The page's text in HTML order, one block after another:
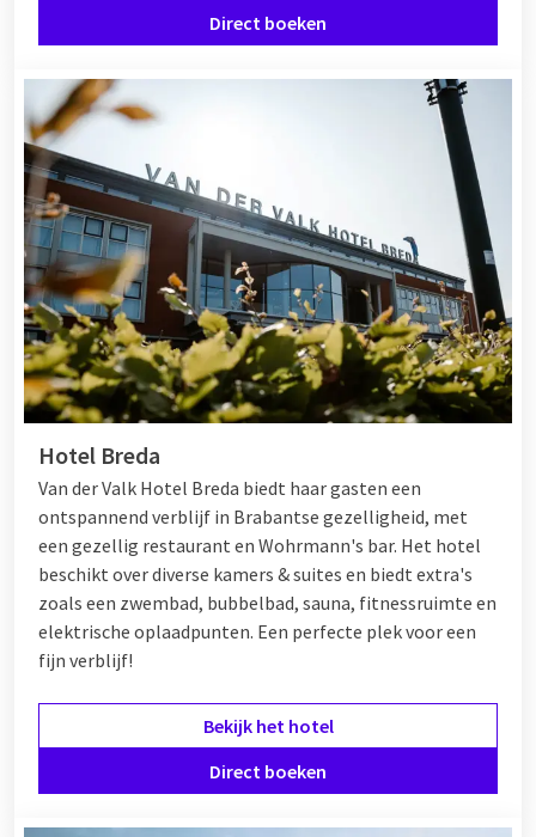
Direct boeken
Hotel Breda
Van der Valk Hotel Breda biedt haar gasten een
ontspannend verblijf in Brabantse gezelligheid, met
een gezellig restaurant en Wohrmann's bar. Het hotel
beschikt over diverse kamers & suites en biedt extra's
zoals een zwembad, bubbelbad, sauna, fitnessruimte en
elektrische oplaadpunten. Een perfecte plek voor een
fijn verblijf!
Bekijk het hotel
Direct boeken